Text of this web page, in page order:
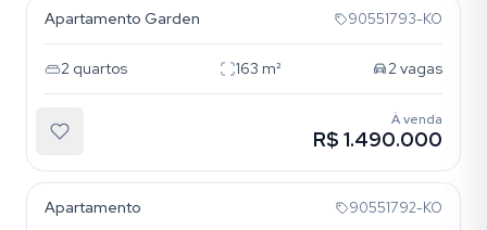
Apartamento Garden 90551793-KO
2 quartos 163 m² 2vagas
À venda
R$ 1.490.000
Apartamento 90551792-KO